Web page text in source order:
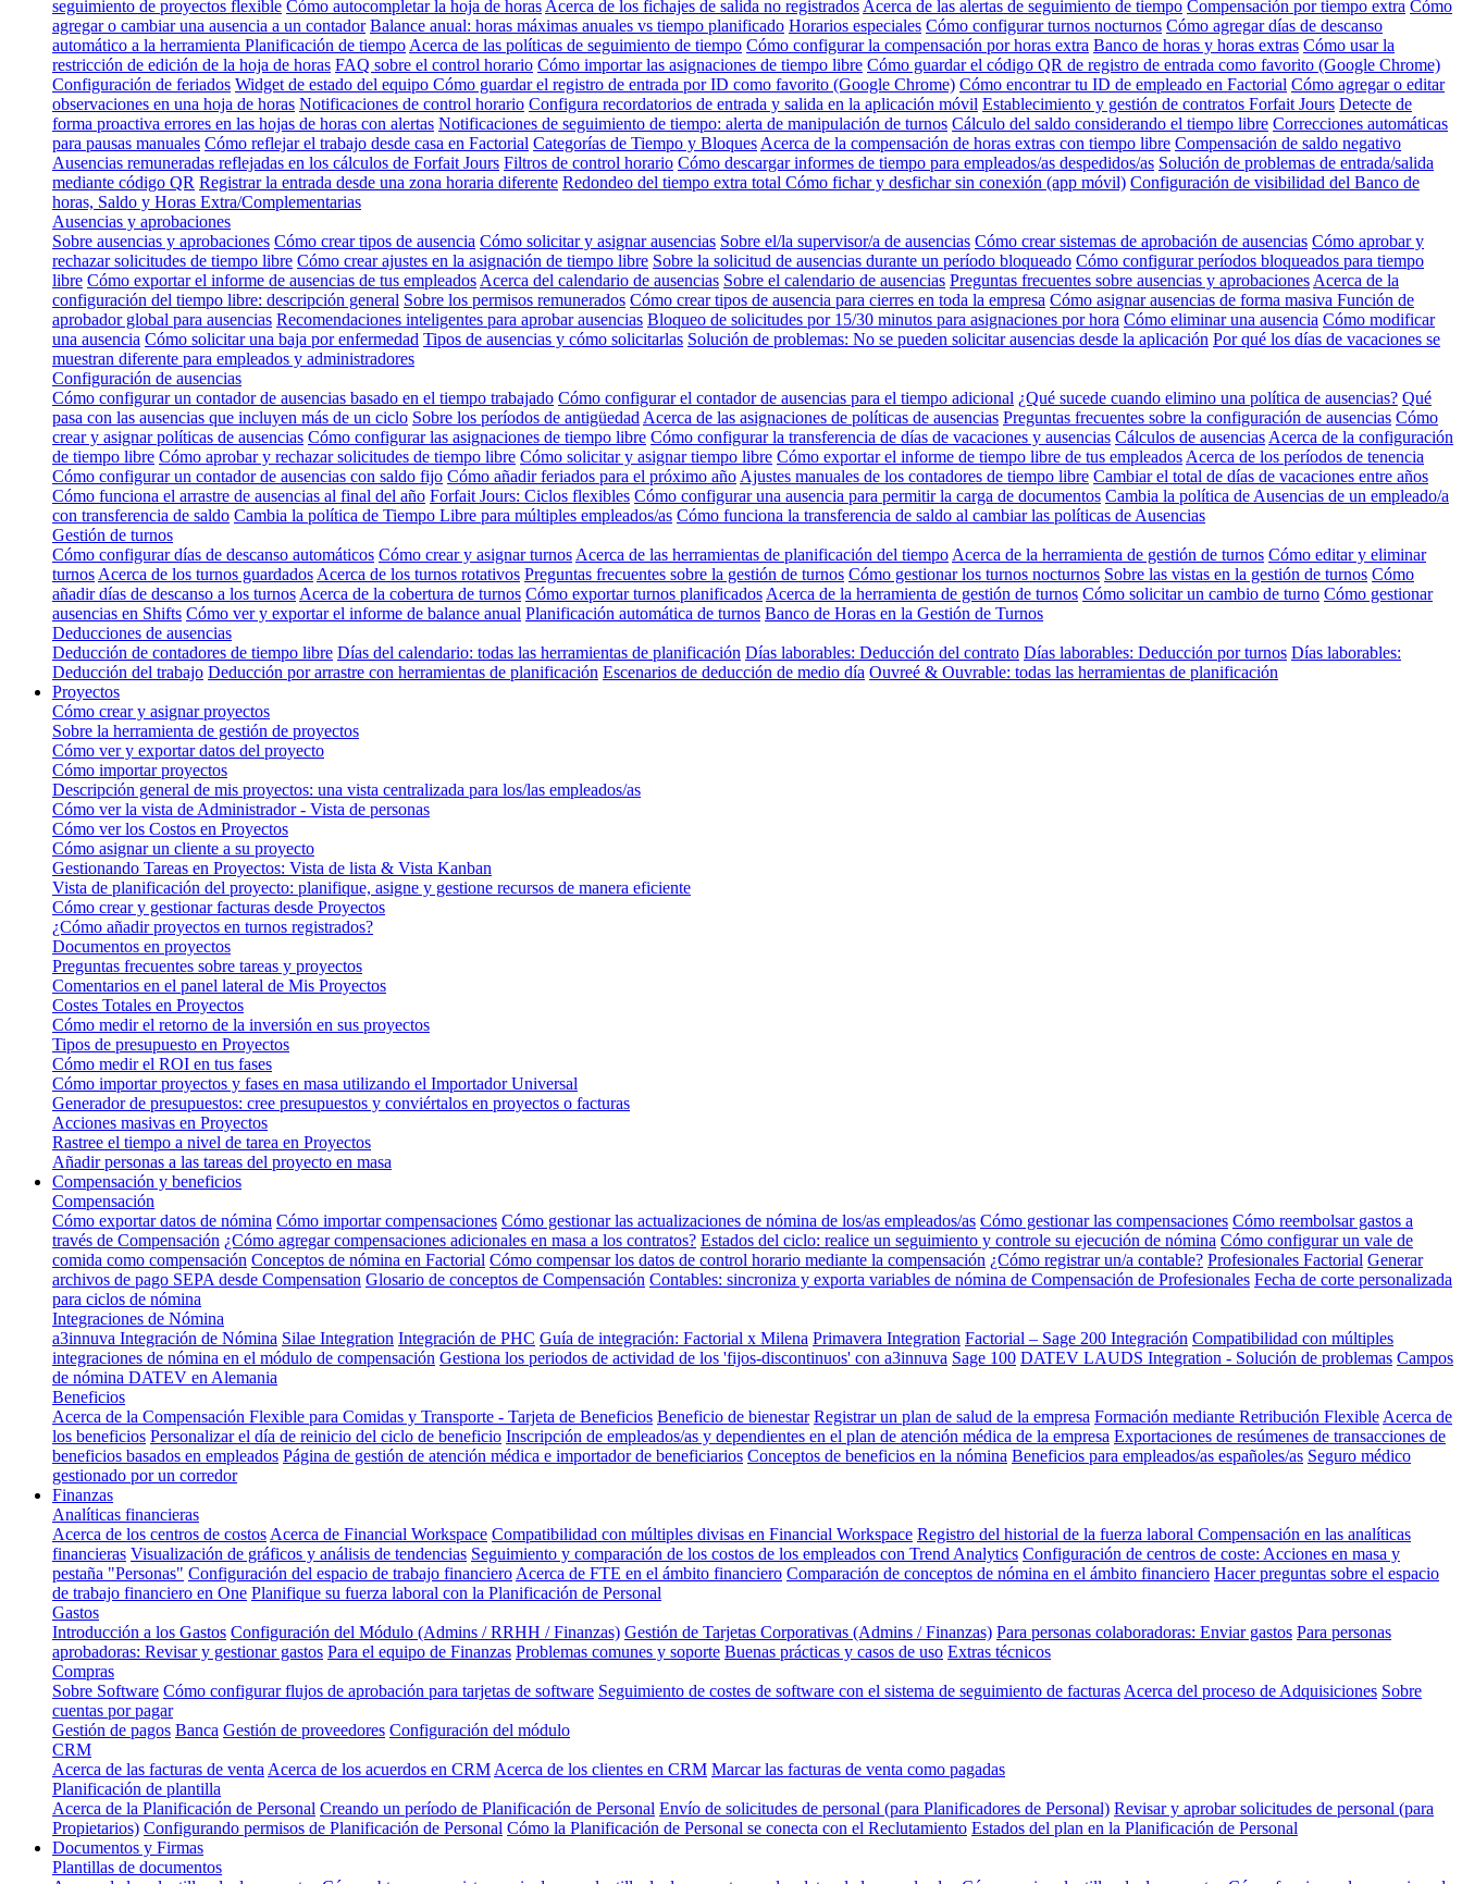
seguimiento de proyectos flexible Cómo autocompletar la hoja de horas Acerca de los fichajes de salida no registrados Acerca de las alertas de seguimiento de tiempo Compensación por tiempo extra Cómo
agregar o cambiar una ausencia a un contador Balance anual: horas máximas anuales vs tiempo planificado Horarios especiales Cómo configurar turnos nocturnos Cómo agregar días de descanso
automático a la herramienta Planificación de tiempo Acerca de las políticas de seguimiento de tiempo Cómo configurar la compensación por horas extra Banco de horas y horas extras Cómo usar la
restricción de edición de la hoja de horas FAQ sobre el control horario Cómo importar las asignaciones de tiempo libre Cómo guardar el código QR de registro de entrada como favorito (Google Chrome)
Configuración de feriados Widget de estado del equipo Cómo guardar el registro de entrada por ID como favorito (Google Chrome) Cómo encontrar tu ID de empleado en Factorial Cómo agregar o editar
observaciones en una hoja de horas Notificaciones de control horario Configura recordatorios de entrada y salida en la aplicación móvil Establecimiento y gestión de contratos Forfait Jours Detecte de
forma proactiva errores en las hojas de horas con alertas Notificaciones de seguimiento de tiempo: alerta de manipulación de turnos Cálculo del saldo considerando el tiempo libre Correcciones automáticas
para pausas manuales Cómo reflejar el trabajo desde casa en Factorial Categorías de Tiempo y Bloques Acerca de la compensación de horas extras con tiempo libre Compensación de saldo negativo
Ausencias remuneradas reflejadas en los cálculos de Forfait Jours Filtros de control horario Cómo descargar informes de tiempo para empleados/as despedidos/as Solución de problemas de entrada/salida
mediante código QR Registrar la entrada desde una zona horaria diferente Redondeo del tiempo extra total Cómo fichar y desfichar sin conexión (app móvil) Configuración de visibilidad del Banco de
horas, Saldo y Horas Extra/Complementarias
Ausencias y aprobaciones
Sobre ausencias y aprobaciones Cómo crear tipos de ausencia Cómo solicitar y asignar ausencias Sobre el/la supervisor/a de ausencias Cómo crear sistemas de aprobación de ausencias Cómo aprobar y
rechazar solicitudes de tiempo libre Cómo crear ajustes en la asignación de tiempo libre Sobre la solicitud de ausencias durante un período bloqueado Cómo configurar períodos bloqueados para tiempo
libre Cómo exportar el informe de ausencias de tus empleados Acerca del calendario de ausencias Sobre el calendario de ausencias Preguntas frecuentes sobre ausencias y aprobaciones Acerca de la
configuración del tiempo libre: descripción general Sobre los permisos remunerados Cómo crear tipos de ausencia para cierres en toda la empresa Cómo asignar ausencias de forma masiva Función de
aprobador global para ausencias Recomendaciones inteligentes para aprobar ausencias Bloqueo de solicitudes por 15/30 minutos para asignaciones por hora Cómo eliminar una ausencia Cómo modificar
una ausencia Cómo solicitar una baja por enfermedad Tipos de ausencias y cómo solicitarlas Solución de problemas: No se pueden solicitar ausencias desde la aplicación Por qué los días de vacaciones se
muestran diferente para empleados y administradores
Configuración de ausencias
Cómo configurar un contador de ausencias basado en el tiempo trabajado Cómo configurar el contador de ausencias para el tiempo adicional ¿Qué sucede cuando elimino una política de ausencias? Qué
pasa con las ausencias que incluyen más de un ciclo Sobre los períodos de antigüedad Acerca de las asignaciones de políticas de ausencias Preguntas frecuentes sobre la configuración de ausencias Cómo
crear y asignar políticas de ausencias Cómo configurar las asignaciones de tiempo libre Cómo configurar la transferencia de días de vacaciones y ausencias Cálculos de ausencias Acerca de la configuración
de tiempo libre Cómo aprobar y rechazar solicitudes de tiempo libre Cómo solicitar y asignar tiempo libre Cómo exportar el informe de tiempo libre de tus empleados Acerca de los períodos de tenencia
Cómo configurar un contador de ausencias con saldo fijo Cómo añadir feriados para el próximo año Ajustes manuales de los contadores de tiempo libre Cambiar el total de días de vacaciones entre años
Cómo funciona el arrastre de ausencias al final del año Forfait Jours: Ciclos flexibles Cómo configurar una ausencia para permitir la carga de documentos Cambia la política de Ausencias de un empleado/a
con transferencia de saldo Cambia la política de Tiempo Libre para múltiples empleados/as Cómo funciona la transferencia de saldo al cambiar las políticas de Ausencias
Gestión de turnos
Cómo configurar días de descanso automáticos Cómo crear y asignar turnos Acerca de las herramientas de planificación del tiempo Acerca de la herramienta de gestión de turnos Cómo editar y eliminar
turnos Acerca de los turnos guardados Acerca de los turnos rotativos Preguntas frecuentes sobre la gestión de turnos Cómo gestionar los turnos nocturnos Sobre las vistas en la gestión de turnos Cómo
añadir días de descanso a los turnos Acerca de la cobertura de turnos Cómo exportar turnos planificados Acerca de la herramienta de gestión de turnos Cómo solicitar un cambio de turno Cómo gestionar
ausencias en Shifts Cómo ver y exportar el informe de balance anual Planificación automática de turnos Banco de Horas en la Gestión de Turnos
Deducciones de ausencias
Deducción de contadores de tiempo libre Días del calendario: todas las herramientas de planificación Días laborables: Deducción del contrato Días laborables: Deducción por turnos Días laborables:
Deducción del trabajo Deducción por arrastre con herramientas de planificación Escenarios de deducción de medio día Ouvreé & Ouvrable: todas las herramientas de planificación
Proyectos
Cómo crear y asignar proyectos
Sobre la herramienta de gestión de proyectos
Cómo ver y exportar datos del proyecto
Cómo importar proyectos
Descripción general de mis proyectos: una vista centralizada para los/las empleados/as
Cómo ver la vista de Administrador - Vista de personas
Cómo ver los Costos en Proyectos
Cómo asignar un cliente a su proyecto
Gestionando Tareas en Proyectos: Vista de lista & Vista Kanban
Vista de planificación del proyecto: planifique, asigne y gestione recursos de manera eficiente
Cómo crear y gestionar facturas desde Proyectos
¿Cómo añadir proyectos en turnos registrados?
Documentos en proyectos
Preguntas frecuentes sobre tareas y proyectos
Comentarios en el panel lateral de Mis Proyectos
Costes Totales en Proyectos
Cómo medir el retorno de la inversión en sus proyectos
Tipos de presupuesto en Proyectos
Cómo medir el ROI en tus fases
Cómo importar proyectos y fases en masa utilizando el Importador Universal
Generador de presupuestos: cree presupuestos y conviértalos en proyectos o facturas
Acciones masivas en Proyectos
Rastree el tiempo a nivel de tarea en Proyectos
Añadir personas a las tareas del proyecto en masa
Compensación y beneficios
Compensación
Cómo exportar datos de nómina Cómo importar compensaciones Cómo gestionar las actualizaciones de nómina de los/as empleados/as Cómo gestionar las compensaciones Cómo reembolsar gastos a
través de Compensación ¿Cómo agregar compensaciones adicionales en masa a los contratos? Estados del ciclo: realice un seguimiento y controle su ejecución de nómina Cómo configurar un vale de
comida como compensación Conceptos de nómina en Factorial Cómo compensar los datos de control horario mediante la compensación ¿Cómo registrar un/a contable? Profesionales Factorial Generar
archivos de pago SEPA desde Compensation Glosario de conceptos de Compensación Contables: sincroniza y exporta variables de nómina de Compensación de Profesionales Fecha de corte personalizada
para ciclos de nómina
Integraciones de Nómina
a3innuva Integración de Nómina Silae Integration Integración de PHC Guía de integración: Factorial x Milena Primavera Integration Factorial – Sage 200 Integración Compatibilidad con múltiples
integraciones de nómina en el módulo de compensación Gestiona los periodos de actividad de los 'fijos-discontinuos' con a3innuva Sage 100 DATEV LAUDS Integration - Solución de problemas Campos
de nómina DATEV en Alemania
Beneficios
Acerca de la Compensación Flexible para Comidas y Transporte - Tarjeta de Beneficios Beneficio de bienestar Registrar un plan de salud de la empresa Formación mediante Retribución Flexible Acerca de
los beneficios Personalizar el día de reinicio del ciclo de beneficio Inscripción de empleados/as y dependientes en el plan de atención médica de la empresa Exportaciones de resúmenes de transacciones de
beneficios basados en empleados Página de gestión de atención médica e importador de beneficiarios Conceptos de beneficios en la nómina Beneficios para empleados/as españoles/as Seguro médico
gestionado por un corredor
Finanzas
Analíticas financieras
Acerca de los centros de costos Acerca de Financial Workspace Compatibilidad con múltiples divisas en Financial Workspace Registro del historial de la fuerza laboral Compensación en las analíticas
financieras Visualización de gráficos y análisis de tendencias Seguimiento y comparación de los costos de los empleados con Trend Analytics Configuración de centros de coste: Acciones en masa y
pestaña "Personas" Configuración del espacio de trabajo financiero Acerca de FTE en el ámbito financiero Comparación de conceptos de nómina en el ámbito financiero Hacer preguntas sobre el espacio
de trabajo financiero en One Planifique su fuerza laboral con la Planificación de Personal
Gastos
Introducción a los Gastos Configuración del Módulo (Admins / RRHH / Finanzas) Gestión de Tarjetas Corporativas (Admins / Finanzas) Para personas colaboradoras: Enviar gastos Para personas
aprobadoras: Revisar y gestionar gastos Para el equipo de Finanzas Problemas comunes y soporte Buenas prácticas y casos de uso Extras técnicos
Compras
Sobre Software Cómo configurar flujos de aprobación para tarjetas de software Seguimiento de costes de software con el sistema de seguimiento de facturas Acerca del proceso de Adquisiciones Sobre
cuentas por pagar
Gestión de pagos Banca Gestión de proveedores Configuración del módulo
CRM
Acerca de las facturas de venta Acerca de los acuerdos en CRM Acerca de los clientes en CRM Marcar las facturas de venta como pagadas
Planificación de plantilla
Acerca de la Planificación de Personal Creando un período de Planificación de Personal Envío de solicitudes de personal (para Planificadores de Personal) Revisar y aprobar solicitudes de personal (para
Propietarios) Configurando permisos de Planificación de Personal Cómo la Planificación de Personal se conecta con el Reclutamiento Estados del plan en la Planificación de Personal
Documentos y Firmas
Plantillas de documentos